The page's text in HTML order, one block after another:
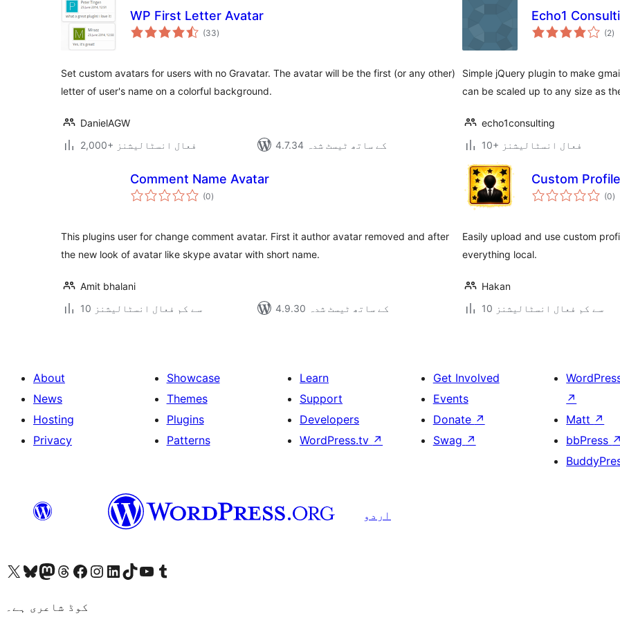
WP First Letter Avatar
(33مجموعی
درجہ
)
Set custom avatars for users with no Gravatar. The avatar will be the first (or any other)
letter of user's name on a colorful background.
DanielAGW
2,000+ فعال انسٹالیشنز
4.7.34 کے ساتھ ٹیسٹ شدہ
Echo1
(2)
Simple jQuery plugin to make
can be scaled up to any size as
echo1consulting
10+ فعال انسٹالیشنز
Comment Name Avatar
(0مجموعی
درجہ
)
This plugins user for change comment avatar. First it author avatar removed and after
the new look of avatar like skype avatar with short name.
Amit bhalani
10 سے کم فعال انسٹالیشنز
4.9.30 کے ساتھ ٹیسٹ شدہ
Custom
(0)
Easily upload and use custom
everything local.
Hakan
10 سے کم فعال انسٹالیشنز
About
News
Hosting
Privacy
Showcase
Themes
Plugins
Patterns
Learn
Support
Developers
WordPress.tv ↗
Get Involved
Events
Donate ↗
Swag ↗
↗
Matt ↗
bbPress ↗
اردو
Visit our X (formerly Twitter) account
ہمارے بلیواسکائی اکاؤنٹ پر جائیں
Visit our Mastodon account
ہمارے ٹھریڈز اکاؤنٹ پر جائیں
Visit our Facebook page
Visit our Instagram account
Visit our LinkedIn account
ہمارے ٹک ٹاک اکاؤنٹ پر جائیں
Visit our YouTube channel
ہمارے ٹمبلر اکاؤنٹ پر جائیں
کوڈ شاعری ہے۔